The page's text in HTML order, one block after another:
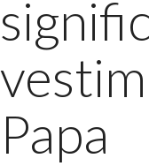
Papa